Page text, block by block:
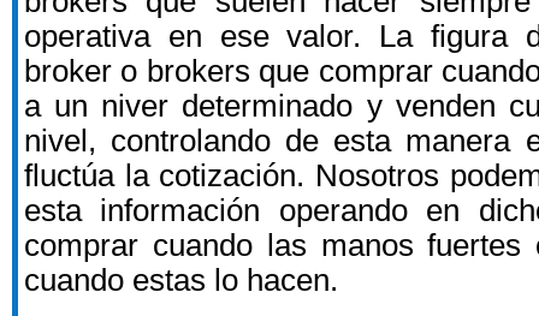
operativa en ese valor. La figura
broker o brokers que comprar
a un niver determinado y venden
nivel, controlando de esta manera
fluctúa la cotización. Nosotros
esta información operando en
comprar cuando las manos fuertes
cuando estas lo hacen.